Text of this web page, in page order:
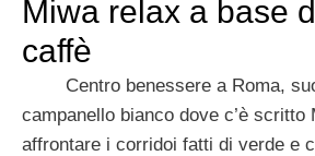
Miwa relax a base
caffè
Centro benessere a Roma,
campanello bianco dove c’è scritto
affrontare i corridoi fatti di verde e